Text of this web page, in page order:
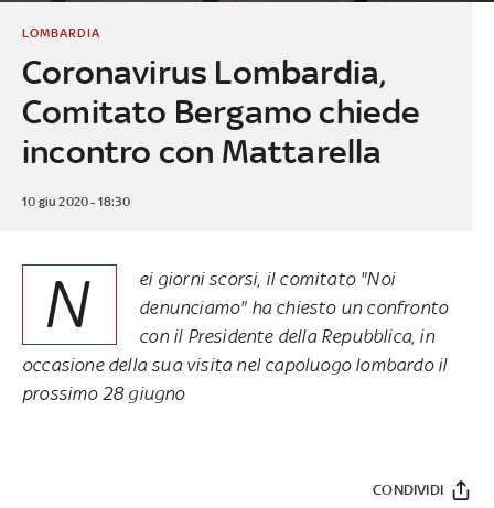
Coronavirus Lombardia,
Comitato Bergamo chiede
incontro con Mattarella
LOMBARDIA
10 giu 2020 - 18:30
N
ei giorni scorsi, il comitato "Noi
denunciamo" ha chiesto un confronto
con il Presidente della Repubblica, in
occasione della sua visita nel capoluogo lombardo il
prossimo 28 giugno
CONDIVIDI